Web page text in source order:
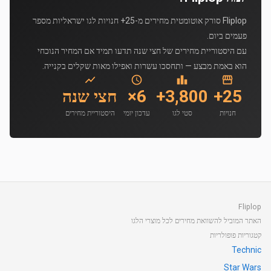
Fliplop סורק אוטומטית מחירים מ-25+ חנויות לגו ישראליות מספר
פעמים ביום.
עם היסטוריית מחירים של חצי שנה תדעו תמיד אם המחיר הנוכחי
הוא באמת מבצע — ותחסכו עשרות ואפילו מאות שקלים בקנייה.
25+
חנויות
3,800+
סטי לגו
6×
עדכון יומי
חצי שנה
היסטוריית מחירים
Fliplop
האתר המוביל להשוואת מחירים לכל מוצרי הלגו
קטגוריות פופולריות
Technic
Star Wars